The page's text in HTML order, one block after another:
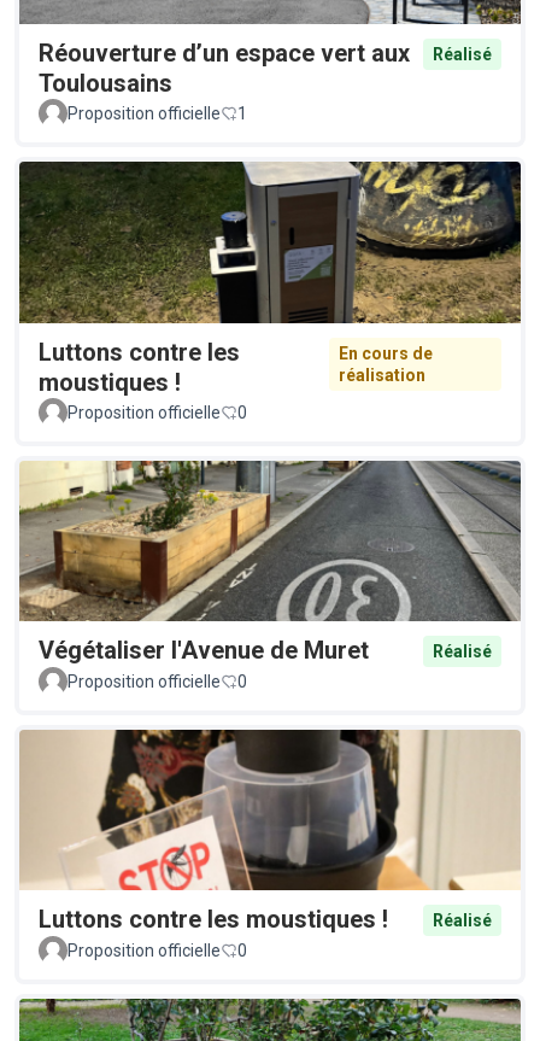
Réouverture d’un espace vert aux
Toulousains
Réalisé
Proposition officielle 1
Luttons contre les
moustiques !
En cours de
réalisation
Proposition officielle
0
Végétaliser l'Avenue de Muret
Réalisé
Proposition officielle
0
Luttons contre les moustiques !
Réalisé
Proposition officielle
0